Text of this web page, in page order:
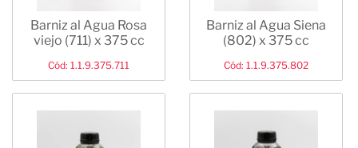
Barniz al Agua Rosa
viejo (711) x 375 cc
Cód: 1.1.9.375.711
Barniz al Agua Siena
(802) x 375 cc
Cód: 1.1.9.375.802